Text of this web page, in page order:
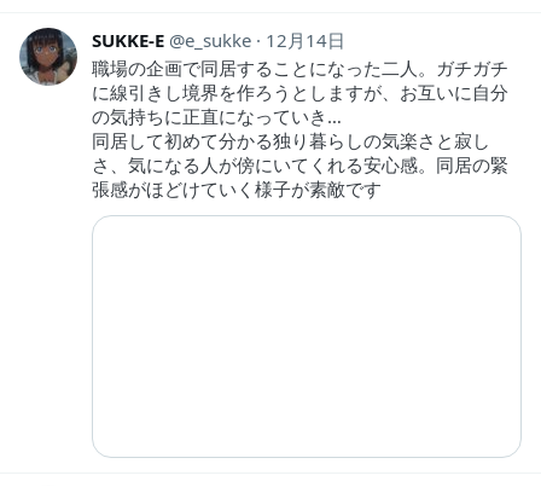
SUKKE-E e_sukke
12月14日
職場の企画で同居することになった二人。ガチガチ
に線引きし境界を作ろうとしますが、お互いに自分
の気持ちに正直になっていき…
同居して初めて分かる独り暮らしの気楽さと寂し
さ、気になる人が傍にいてくれる安心感。同居の緊
張感がほどけていく様子が素敵です